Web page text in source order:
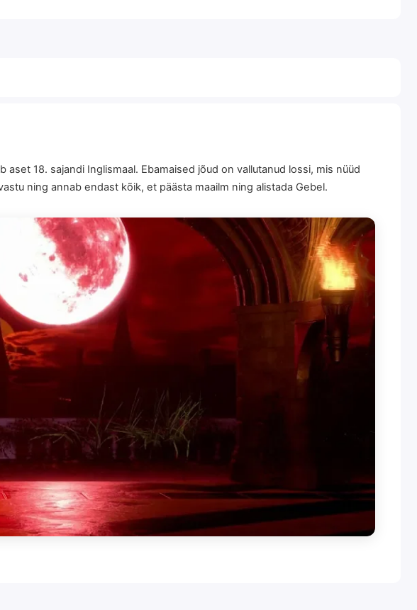
18. sajandi Inglismaal. Ebamaised jõud on vallutanud lossi, mis nüüd
ning annab endast kõik, et päästa maailm ning alistada Gebel.